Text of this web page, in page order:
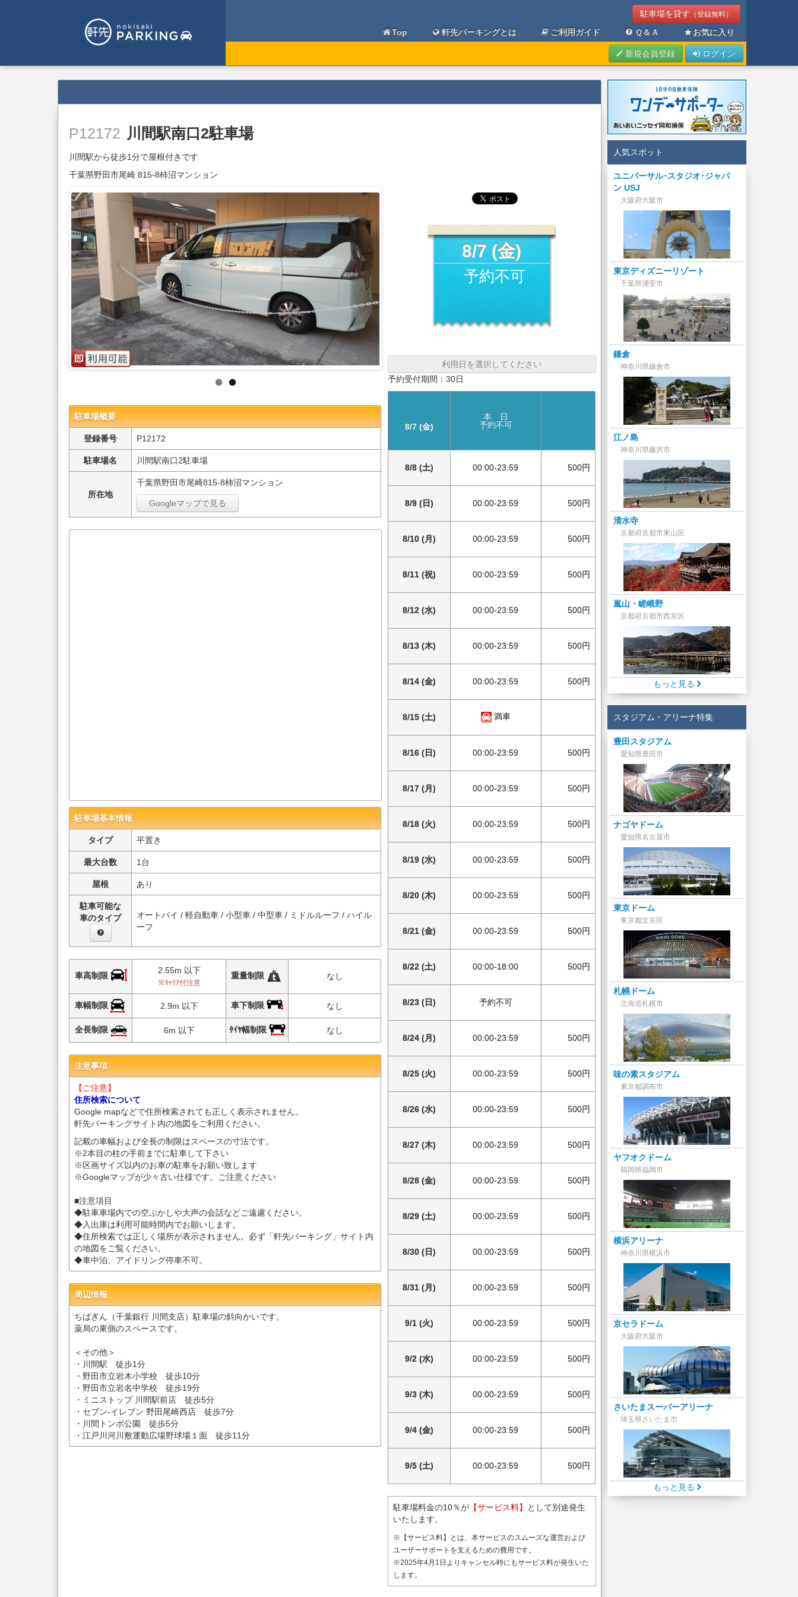
駐車場を貸す （登録無料）
Top 軒先パーキングとは ご利用ガイド Ｑ＆Ａ お気に入り
新規会員登録 ログイン
P12172 川間駅南口2駐車場
川間駅から徒歩1分で屋根付きです
千葉県野田市尾崎 815-8柿沼マンション
駐車場概要
登録番号 P12172
駐車場名 川間駅南口2駐車場
所在地
千葉県野田市尾崎815-8柿沼マンション
Googleマップで見る
駐車場基本情報
タイプ 平置き
最大台数 1台
屋根 あり
駐車可能な
車のタイプ
オートバイ / 軽自動車 / 小型車 / 中型車 / ミドルルーフ / ハイル
ーフ
車高制限
2.55m 以下
※ｷｬﾘｱ付注意
重量制限 なし
車幅制限 2.9m 以下 車下制限 なし
全長制限 6m 以下 ﾀｲﾔ幅制限 なし
注意事項
【ご注意】
住所検索について
Google mapなどで住所検索されても正しく表示されません。
軒先パーキングサイト内の地図をご利用ください。
記載の車幅および全長の制限はスペースの寸法です。
※2本目の柱の手前までに駐車して下さい
※区画サイズ以内のお車の駐車をお願い致します
※Googleマップが少々古い仕様です。ご注意ください
■注意項目
◆駐車車場内での空ぶかしや大声の会話などご遠慮ください。
◆入出庫は利用可能時間内でお願いします。
◆住所検索では正しく場所が表示されません。必ず「軒先パーキング」サイト内
の地図をご覧ください。
◆車中泊、アイドリング停車不可。
周辺情報
ちばぎん（千葉銀行 川間支店）駐車場の斜向かいです。
薬局の東側のスペースです。
＜その他＞
・川間駅 徒歩1分
・野田市立岩木小学校 徒歩10分
・野田市立岩名中学校 徒歩19分
・ミニストップ 川間駅前店 徒歩5分
・セブン-イレブン 野田尾崎西店 徒歩7分
・川間トンボ公園 徒歩5分
・江戸川河川敷運動広場野球場１面 徒歩11分
8/7 (金)
予約不可
利用日を選択してください
予約受付期間：30日
8/7 (金)
本 日
予約不可
8/8 (土) 00:00-23:59 500円
8/9 (日) 00:00-23:59 500円
8/10 (月) 00:00-23:59 500円
8/11 (祝) 00:00-23:59 500円
8/12 (水) 00:00-23:59 500円
8/13 (木) 00:00-23:59 500円
8/14 (金) 00:00-23:59 500円
8/15 (土) 満車
8/16 (日) 00:00-23:59 500円
8/17 (月) 00:00-23:59 500円
8/18 (火) 00:00-23:59 500円
8/19 (水) 00:00-23:59 500円
8/20 (木) 00:00-23:59 500円
8/21 (金) 00:00-23:59 500円
8/22 (土) 00:00-18:00 500円
8/23 (日) 予約不可
8/24 (月) 00:00-23:59 500円
8/25 (火) 00:00-23:59 500円
8/26 (水) 00:00-23:59 500円
8/27 (木) 00:00-23:59 500円
8/28 (金) 00:00-23:59 500円
8/29 (土) 00:00-23:59 500円
8/30 (日) 00:00-23:59 500円
8/31 (月) 00:00-23:59 500円
9/1 (火) 00:00-23:59 500円
9/2 (水) 00:00-23:59 500円
9/3 (木) 00:00-23:59 500円
9/4 (金) 00:00-23:59 500円
9/5 (土) 00:00-23:59 500円
駐車場料金の10％が【サービス料】
として別途発生
いたします。
※【サービス料】とは、本サービスのスムーズな運営および
ユーザーサポートを支えるための費用です。
※2025年4月1日よりキャンセル時にもサービス料が発生いた
します。
人気スポット
ユニバーサル･スタジオ･ジャパ
ン USJ
大阪府大阪市
東京ディズニーリゾート
千葉県浦安市
鎌倉
神奈川県鎌倉市
江ノ島
神奈川県藤沢市
清水寺
京都府京都市東山区
嵐山・嵯峨野
京都府京都市西京区
もっと見る
スタジアム・アリーナ特集
豊田スタジアム
愛知県豊田市
ナゴヤドーム
愛知県名古屋市
東京ドーム
東京都文京区
札幌ドーム
北海道札幌市
味の素スタジアム
東京都調布市
ヤフオクドーム
福岡県福岡市
横浜アリーナ
神奈川県横浜市
京セラドーム
大阪府大阪市
さいたまスーパーアリーナ
埼玉県さいたま市
もっと見る